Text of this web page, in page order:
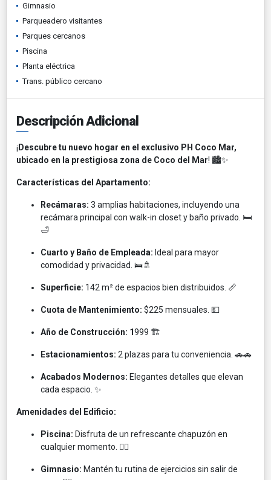
Gimnasio
Parqueadero visitantes
Parques cercanos
Piscina
Planta eléctrica
Trans. público cercano
Descripción Adicional
¡ Descubre tu nuevo hogar en el exclusivo PH Coco Mar,
ubicado en la prestigiosa zona de Coco del Mar! 🏙️✨
Características del Apartamento:
Recámaras: 3 amplias habitaciones, incluyendo una
recámara principal con walk-in closet y baño privado. 🛏️
🛁​
Cuarto y Baño de Empleada: Ideal para mayor
comodidad y privacidad. 🛌🚿​
Superficie: 142 m² de espacios bien distribuidos. 📏​
Cuota de Mantenimiento: $225 mensuales. 💵​
Año de Construcción: 1999 🏗️
Estacionamientos: 2 plazas para tu conveniencia. 🚗🚗​
Acabados Modernos: Elegantes detalles que elevan
cada espacio. ✨​
Amenidades del Edificio:
Piscina: Disfruta de un refrescante chapuzón en
cualquier momento. 🏊‍♂️​
Gimnasio: Mantén tu rutina de ejercicios sin salir de